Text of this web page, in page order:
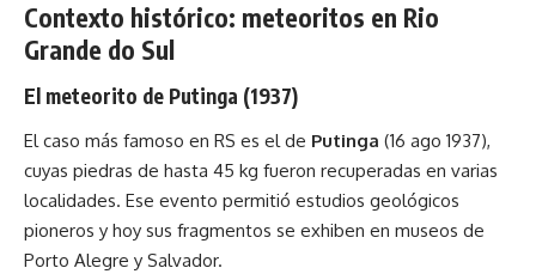
Contexto histórico: meteoritos en Rio
Grande do Sul
El meteorito de Putinga (1937)
El caso más famoso en RS es el de Putinga (16 ago 1937),
cuyas piedras de hasta 45 kg fueron recuperadas en varias
localidades. Ese evento permitió estudios geológicos
pioneros y hoy sus fragmentos se exhiben en museos de
Porto Alegre y Salvador.